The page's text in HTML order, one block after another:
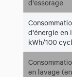
d'essorage
d'énergie en
kWh/100
en lavage